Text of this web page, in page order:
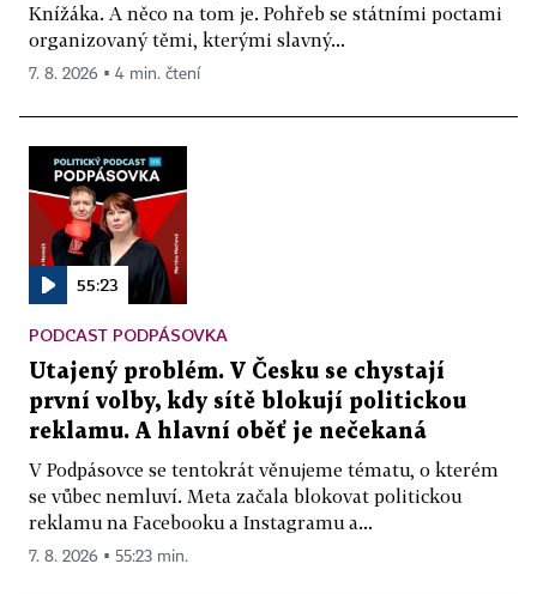
Knížáka. A něco na tom je. Pohřeb se státními poctami
organizovaný těmi, kterými slavný...
7. 8. 2026 ▪ 4 min. čtení
55:23
PODCAST PODPÁSOVKA
Utajený problém. V Česku se chystají
první volby, kdy sítě blokují politickou
reklamu. A hlavní oběť je nečekaná
V Podpásovce se tentokrát věnujeme tématu, o kterém
se vůbec nemluví. Meta začala blokovat politickou
reklamu na Facebooku a Instagramu a...
7. 8. 2026 ▪ 55:23 min.